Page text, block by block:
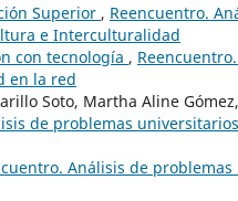
Superior , Reencuentro.
e Interculturalidad
con tecnología ,
en la red
Soto, Martha Aline
de problemas
Análisis de